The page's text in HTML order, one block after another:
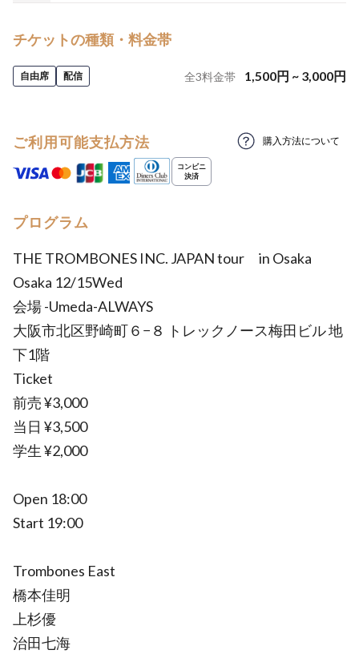
チケットの種類・料金帯
自由席 配信 全3料金帯 1,500円 ~ 3,000円
ご利用可能支払方法 購入方法について
プログラム
THE TROMBONES INC. JAPAN tour in Osaka
Osaka 12/15Wed
会場 -Umeda-ALWAYS
大阪市北区野崎町６−８ トレックノース梅田ビル 地
下1階
Ticket
前売 ¥3,000
当日 ¥3,500
学生 ¥2,000
Open 18:00
Start 19:00
Trombones East
橋本佳明
上杉優
治田七海